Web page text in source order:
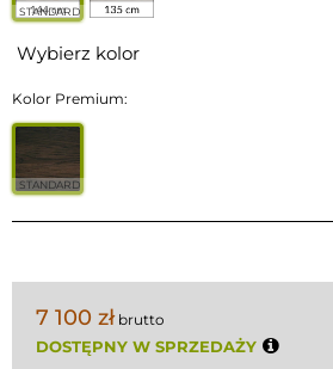
STANDARD
Wybierz kolor
Kolor Premium:
STANDARD
7 100 zł brutto
DOSTĘPNY W SPRZEDAŻY